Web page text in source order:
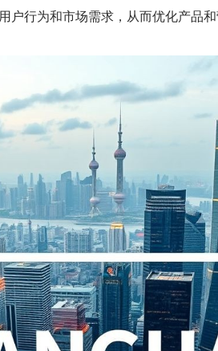
行为和市场需求，从而优化产品和